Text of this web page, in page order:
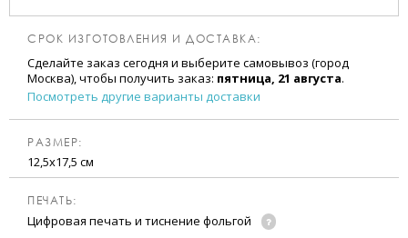
СРОК ИЗГОТОВЛЕНИЯ И ДОСТАВКА:
Сделайте заказ сегодня и выберите самовывоз (город
Москва), чтобы получить заказ: пятница, 21 августа.
Посмотреть другие варианты доставки
РАЗМЕР:
12,5х17,5 см
ПЕЧАТЬ:
Цифровая печать и тиснение фольгой